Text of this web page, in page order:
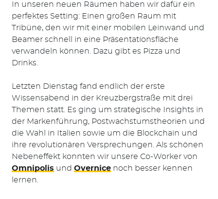
Suchen
nach:
In unseren neuen Räumen haben wir dafür ein
perfektes Setting: Einen großen Raum mit
Tribüne, den wir mit einer mobilen Leinwand und
Beamer schnell in eine Präsentationsfläche
verwandeln können. Dazu gibt es Pizza und
Drinks.
Letzten Dienstag fand endlich der erste
Wissensabend in der Kreuzbergstraße mit drei
Themen statt. Es ging um strategische Insights in
der Markenführung, Postwachstumstheorien und
die Wahl in Italien sowie um die Blockchain und
ihre revolutionären Versprechungen. Als schönen
Nebeneffekt konnten wir unsere Co-Worker von
Omnipolis und Overnice noch besser kennen
lernen.